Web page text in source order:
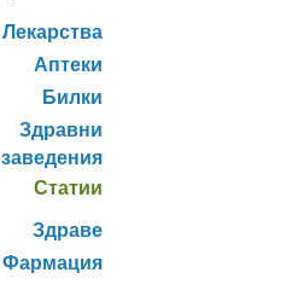
Лекарства
Аптеки
Билки
Здравни
заведения
Статии
Здраве
Фармация